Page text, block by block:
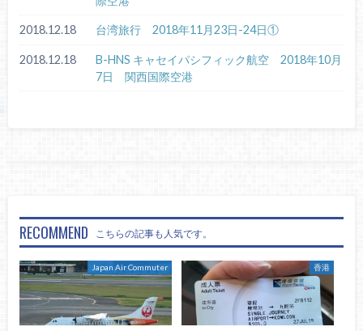
2018.12.18 台湾旅行 2018年11月23日-24日①
2018.12.18
B-HNS キャセイパシフィック航空 2018年10月
7日 関西国際空港
RECOMMEND こちらの記事も人気です。
Japan Air Commuter 香港